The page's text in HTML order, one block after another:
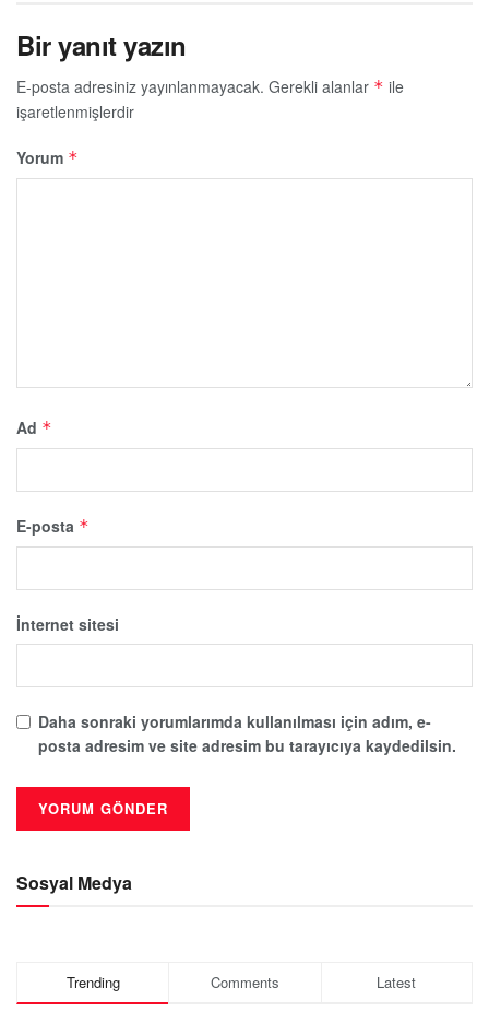
Bir yanıt yazın
E-posta adresiniz yayınlanmayacak. Gerekli alanlar * ile
işaretlenmişlerdir
Yorum *
Ad *
E-posta *
İnternet sitesi
Daha sonraki yorumlarımda kullanılması için adım, e-
posta adresim ve site adresim bu tarayıcıya kaydedilsin.
Sosyal Medya
Trending Comments Latest